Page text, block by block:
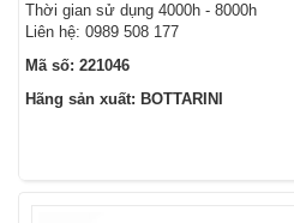
Thời gian sử dụng 4000h - 8000h
Liên hệ: 0989 508 177
Mã số: 221046
Hãng sản xuất: BOTTARINI